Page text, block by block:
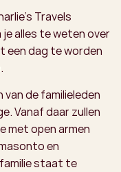
Travels
alles te weten over
een dag te worden
de familieleden
Vanaf daar zullen
met open armen
en
familie staat te